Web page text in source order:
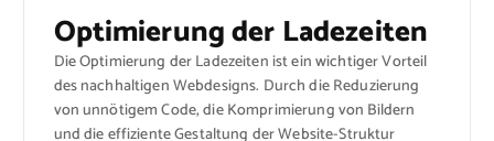
Optimierung der Ladezeiten
Die Optimierung der Ladezeiten ist ein wichtiger Vorteil
des nachhaltigen Webdesigns. Durch die Reduzierung
von unnötigem Code, die Komprimierung von Bildern
und die effiziente Gestaltung der Website-Struktur